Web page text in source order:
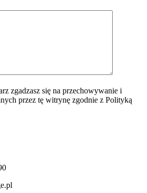
zgadzasz się na przechowywanie i
przez tę witrynę zgodnie z Polityką